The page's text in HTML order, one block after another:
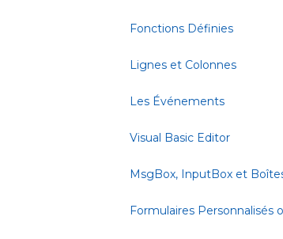
Fonctions Définies
Lignes et Colonnes
Les Événements
Visual Basic Editor
MsgBox, InputBox et
Formulaires Personnalisés